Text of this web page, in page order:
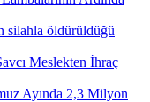
silahla öldürüldüğü
Meslekten İhraç
Ayında 2,3 Milyon